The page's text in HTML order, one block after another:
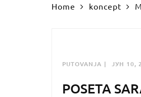
Home koncept
PUTOVANJA ЈУН 10,
POSETA